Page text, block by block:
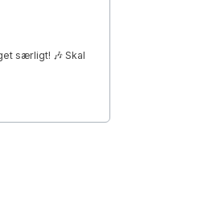
særligt! 🎶 Skal